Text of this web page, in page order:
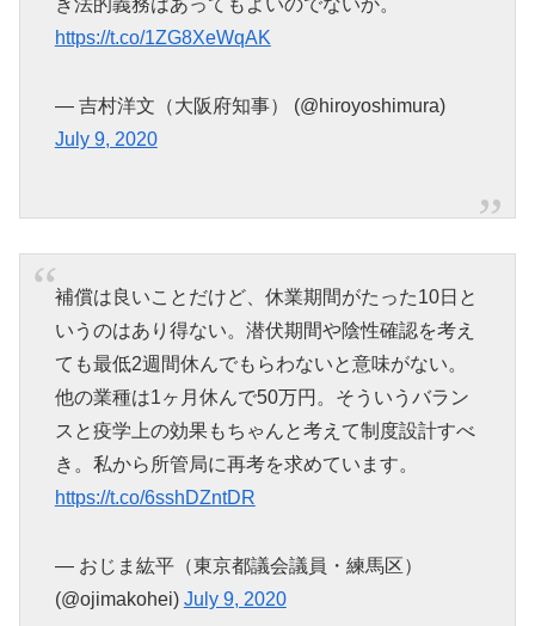
き法的義務はあってもよいのでないか。
https://t.co/1ZG8XeWqAK
— 吉村洋文（大阪府知事） (@hiroyoshimura)
July 9, 2020
補償は良いことだけど、休業期間がたった10日と
いうのはあり得ない。潜伏期間や陰性確認を考え
ても最低2週間休んでもらわないと意味がない。
他の業種は1ヶ月休んで50万円。そういうバラン
スと疫学上の効果もちゃんと考えて制度設計すべ
き。私から所管局に再考を求めています。
https://t.co/6sshDZntDR
— おじま紘平（東京都議会議員・練馬区）
(@ojimakohei) July 9, 2020